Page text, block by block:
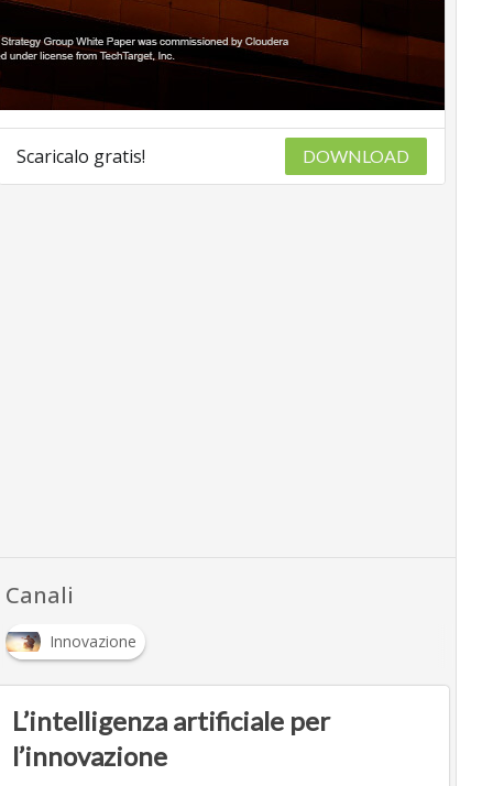
Scaricalo gratis! DOWNLOAD
Canali
Innovazione
L’intelligenza artificiale per
l’innovazione